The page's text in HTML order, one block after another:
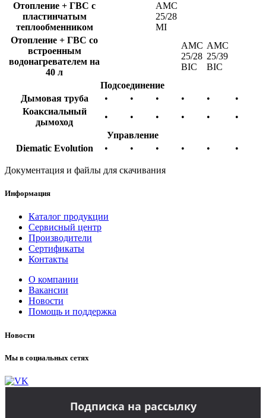
Отопление + ГВС с
пластинчатым
теплообменником
AMC
25/28
MI
Отопление + ГВС со
встроенным
водонагревателем на
40 л
AMC
25/28
BIC
AMC
25/39
BIC
Подсоединение
Дымовая труба
• • • • •
•
Коаксиальный
дымоход
• • • • •
•
Управление
Diematic Evolution
• • • • • •
Документация и файлы для скачивания
Информация
Каталог продукции
Сервисный центр
Производители
Сертификаты
Контакты
О компании
Вакансии
Новости
Помощь и поддержка
Новости
Мы в социальных сетях
Подписка на рассылку